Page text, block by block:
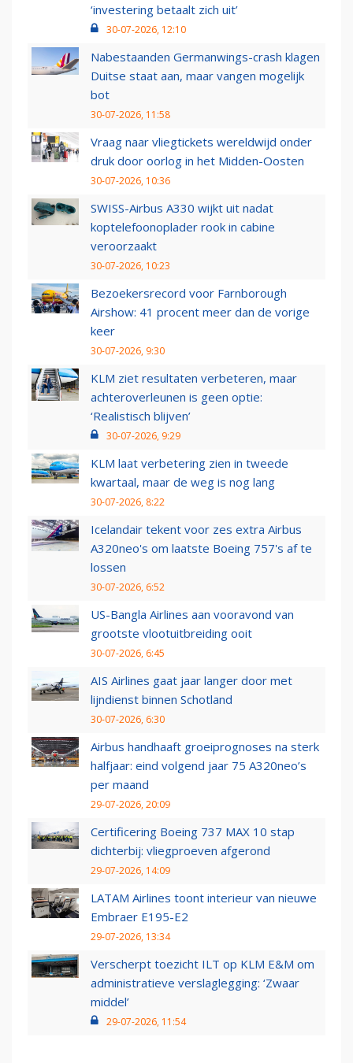
‘investering betaalt zich uit’
30-07-2026, 12:10
Nabestaanden Germanwings-crash klagen
Duitse staat aan, maar vangen mogelijk
bot
30-07-2026, 11:58
Vraag naar vliegtickets wereldwijd onder
druk door oorlog in het Midden-Oosten
30-07-2026, 10:36
SWISS-Airbus A330 wijkt uit nadat
koptelefoonoplader rook in cabine
veroorzaakt
30-07-2026, 10:23
Bezoekersrecord voor Farnborough
Airshow: 41 procent meer dan de vorige
keer
30-07-2026, 9:30
KLM ziet resultaten verbeteren, maar
achteroverleunen is geen optie:
‘Realistisch blijven’
30-07-2026, 9:29
KLM laat verbetering zien in tweede
kwartaal, maar de weg is nog lang
30-07-2026, 8:22
Icelandair tekent voor zes extra Airbus
A320neo's om laatste Boeing 757's af te
lossen
30-07-2026, 6:52
US-Bangla Airlines aan vooravond van
grootste vlootuitbreiding ooit
30-07-2026, 6:45
AIS Airlines gaat jaar langer door met
lijndienst binnen Schotland
30-07-2026, 6:30
Airbus handhaaft groeiprognoses na sterk
halfjaar: eind volgend jaar 75 A320neo’s
per maand
29-07-2026, 20:09
Certificering Boeing 737 MAX 10 stap
dichterbij: vliegproeven afgerond
29-07-2026, 14:09
LATAM Airlines toont interieur van nieuwe
Embraer E195-E2
29-07-2026, 13:34
Verscherpt toezicht ILT op KLM E&M om
administratieve verslaglegging: ‘Zwaar
middel’
29-07-2026, 11:54